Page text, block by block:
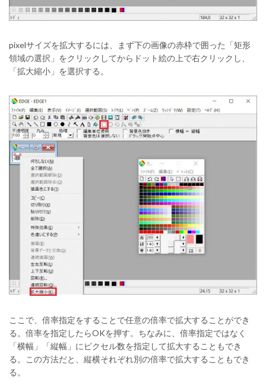
pixelサイズを拡大するには、まず下の画像の赤枠で囲った「矩形
領域の選択」をクリックしてからドット絵の上で右クリックし、
「拡大縮小」を選択する。
ここで、倍率指定をすることで任意の倍率で拡大することができ
る。倍率を指定したらOKを押す。ちなみに、倍率指定ではなく
「横幅」「縦幅」にピクセル数を指定して拡大することもでき
る。この方法だと、縦横それぞれ別の倍率で拡大することもでき
る。